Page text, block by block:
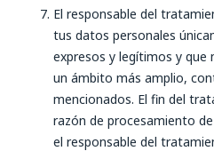
El responsable del
tus datos personales
expresos y legítimos y que
un ámbito más amplio,
mencionados. El fin del
razón de procesamiento
el responsable del